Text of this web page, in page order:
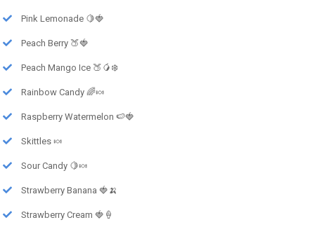
Pink Lemonade 🍋🍓
Peach Berry 🍑🍓
Peach Mango Ice 🍑🥭❄️
Rainbow Candy 🌈🍬
Raspberry Watermelon 🍉🍓
Skittles 🍬
Sour Candy 🍋🍬
Strawberry Banana 🍓🍌
Strawberry Cream 🍓🍦